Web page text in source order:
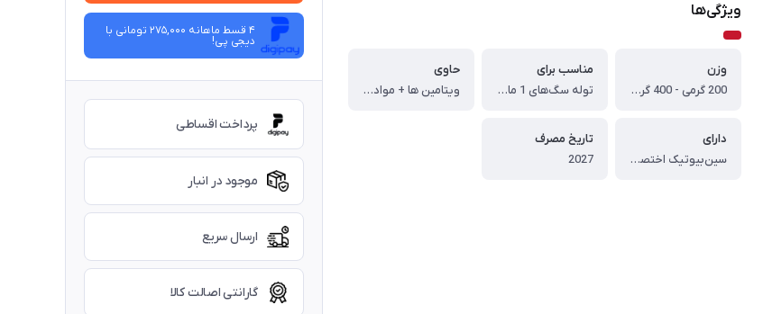
ویژگی‌ها
وزن
200 گرمی - 400 گرمی
مناسب برای
توله سگ‌های 1 ماهه تا 12ماهه
حاوی
ویتامین ها + مواد معدنی نیاز روزانه
دارای
سین‌بیوتیک اختصاصی
تاریخ مصرف
2027
4 قسط ماهانه 275,000 تومانی با
دیجی ‌پی!
پرداخت اقساطی
موجود در انبار
ارسال سریع
گارانتی اصالت کالا